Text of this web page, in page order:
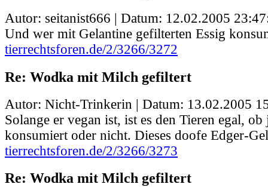
Autor: seitanist666 | Datum: 12.02.2005
Und wer mit Gelantine gefilterten Essig
tierrechtsforen.de/2/3266/3272
Re: Wodka mit Milch gefiltert
Autor: Nicht-Trinkerin | Datum: 13.02.2005
Solange er vegan ist, ist es den Tieren egal,
konsumiert oder nicht. Dieses doofe Edger-
tierrechtsforen.de/2/3266/3273
Re: Wodka mit Milch gefiltert